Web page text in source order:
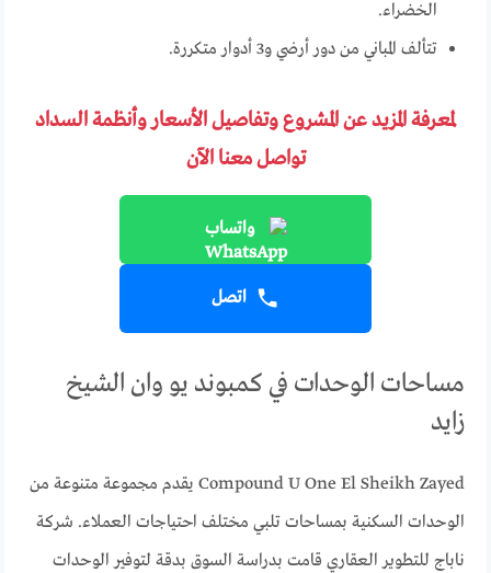
الخضراء.
تتألف المباني من دور أرضي و3 أدوار متكررة.
لمعرفة المزيد عن المشروع وتفاصيل الأسعار وأنظمة السداد
تواصل معنا الآن
واتساب
اتصل
مساحات الوحدات في كمبوند يو وان الشيخ
زايد
Compound U One El Sheikh Zayed يقدم مجموعة متنوعة من
الوحدات السكنية بمساحات تلبي مختلف احتياجات العملاء. شركة
ناباج للتطوير العقاري قامت بدراسة السوق بدقة لتوفير الوحدات